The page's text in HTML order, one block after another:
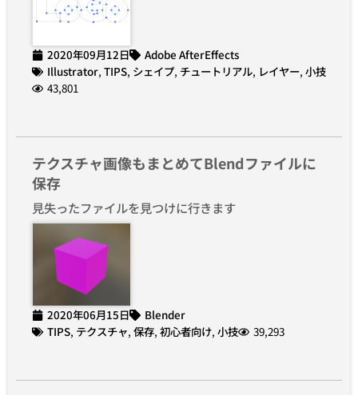
2020年09月12日
Adobe AfterEffects
Illustrator, TIPS, シェイプ, チュートリアル, レイヤー, 小技
43,801
テクスチャ画像もまとめてBlendファイルに
保存
見失ったファイルを見つけに行きます
2020年06月15日
Blender
TIPS, テクスチャ, 保存, 初心者向け, 小技 39,293